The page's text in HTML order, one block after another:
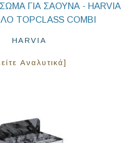
ΓΙΑ ΣΑΟΥΝΑ - HARVIA
TOPCLASS COMBI
HARVIA
Αναλυτικά]